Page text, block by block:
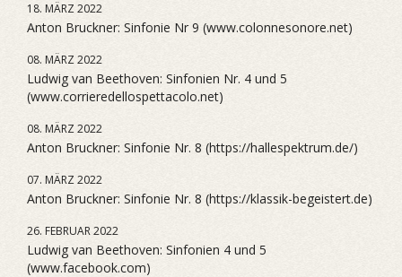
18. MÄRZ 2022
Anton Bruckner: Sinfonie Nr 9 (www.colonnesonore.net)
08. MÄRZ 2022
Ludwig van Beethoven: Sinfonien Nr. 4 und 5
(www.corrieredellospettacolo.net)
08. MÄRZ 2022
Anton Bruckner: Sinfonie Nr. 8 (https://hallespektrum.de/)
07. MÄRZ 2022
Anton Bruckner: Sinfonie Nr. 8 (https://klassik-begeistert.de)
26. FEBRUAR 2022
Ludwig van Beethoven: Sinfonien 4 und 5
(www.facebook.com)